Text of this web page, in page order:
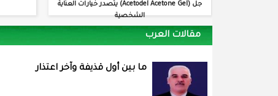
جل (Acetodel Acetone Gel) يتصدر خيارات العناية
الشخصية
مقالات العرب
ما بين أول قذيفة وآخر اعتذار